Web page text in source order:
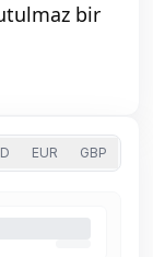
bir
EUR GBP